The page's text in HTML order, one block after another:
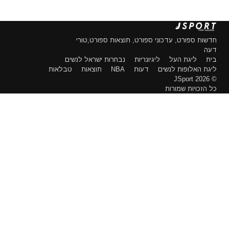
חדשות ספורט, עדכוני ספורט, תוצאות ספורט,טורי
דעה
בית
ליגת העל ליגיונריות
נבחרות ישראל לנשים
ליגת האלופות לנשים
דעות NBA תוצאות
טבלאות
© 2026 JSport
כל הזכויות שמורות